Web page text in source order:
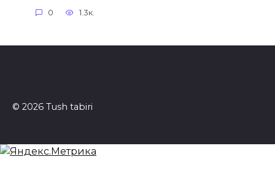
0 1.3к.
© 2026 Tush tabiri